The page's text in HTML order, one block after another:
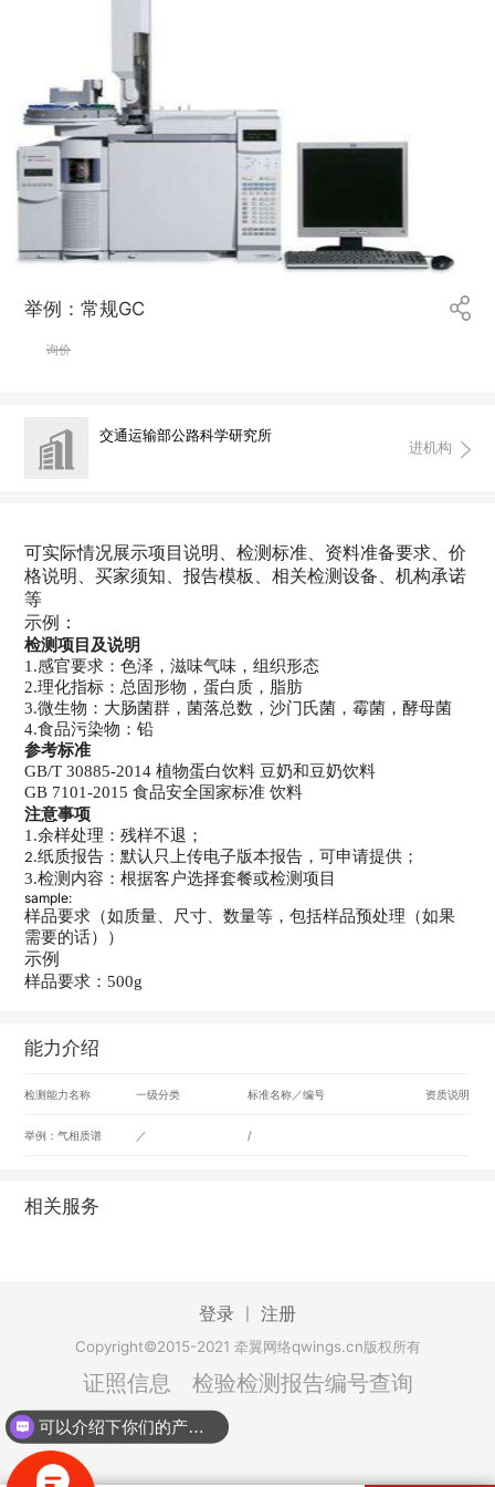
举例：常规GC
询价
交通运输部公路科学研究所
进机构
可实际情况展示项目说明、检测标准、资料准备要求、价
格说明、买家须知、报告模板、相关检测设备、机构承诺
等
示例：
检测项目及说明
1.感官要求：色泽，滋味气味，组织形态
2.理化指标：总固形物，蛋白质，脂肪
3.微生物：大肠菌群，菌落总数，沙门氏菌，霉菌，酵母菌
4.食品污染物：铅
参考标准
GB/T 30885-2014 植物蛋白饮料 豆奶和豆奶饮料
GB 7101-2015 食品安全国家标准 饮料
注意事项
1.余样处理：残样不退；
2.纸质报告：默认只上传电子版本报告，可申请提供；
3.检测内容：根据客户选择套餐或检测项目
sample:
样品要求 （如质量 、尺寸、数量等，包括样品预处理 （如果
需要的话） ）
示例
样品要求：500g
能力介绍
检测能力名称 一级分类 标准名称／编号 资质说明
举例：气相质谱 ／ /
相关服务
登录 注册
Copyright©2015-2021 牵翼网络qwings.cn版权所有
证照信息 检验检测报告编号查询
可以介绍下你们的产品么？